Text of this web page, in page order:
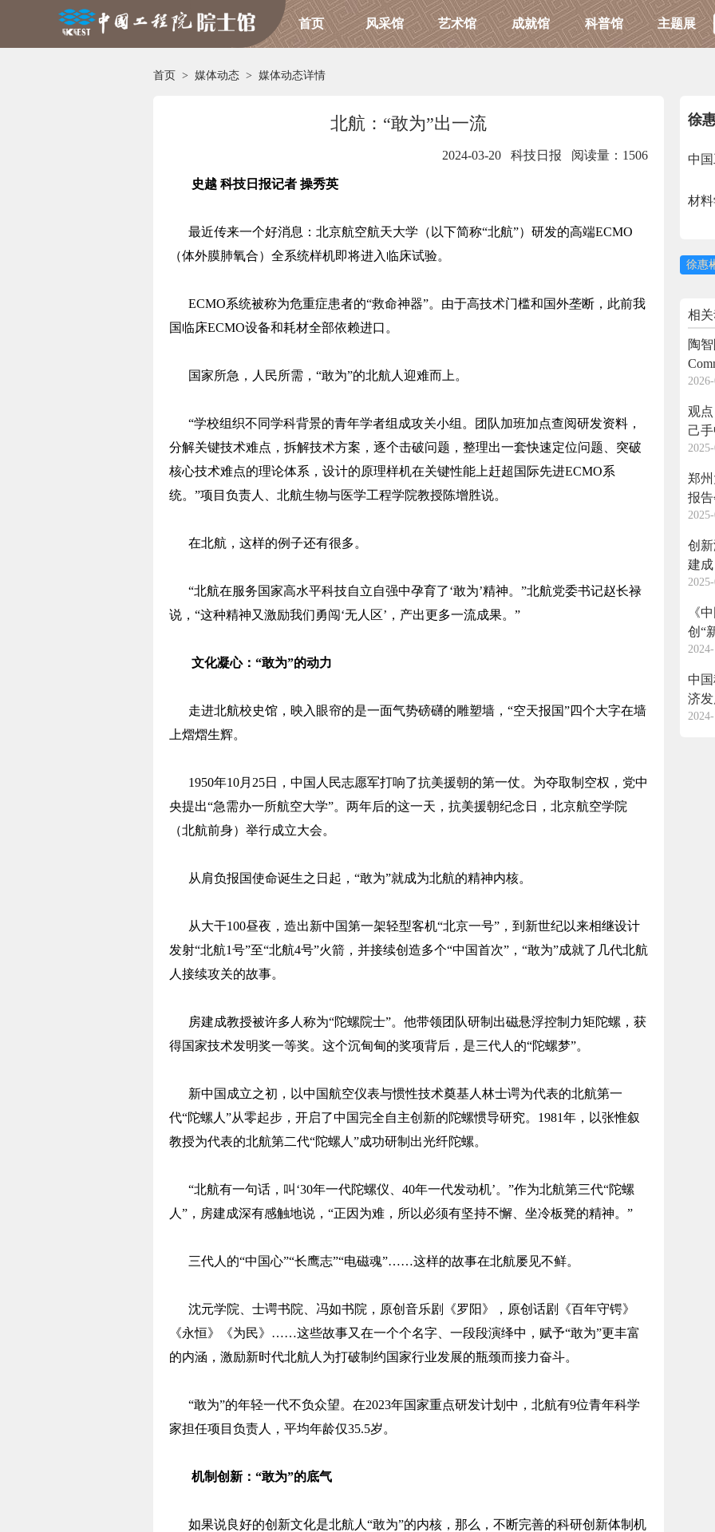
首页 风采馆 艺术馆 成就馆 科普馆 主题展
首页 > 媒体动态 > 媒体动态详情
北航：“敢为”出一流
2024-03-20 科技日报 阅读量：1506
史越 科技日报记者 操秀英
最近传来一个好消息：北京航空航天大学（以下简称“北航”）研发的高端ECMO
（体外膜肺氧合）全系统样机即将进入临床试验。
ECMO系统被称为危重症患者的“救命神器”。由于高技术门槛和国外垄断，此前我
国临床ECMO设备和耗材全部依赖进口。
国家所急，人民所需，“敢为”的北航人迎难而上。
“学校组织不同学科背景的青年学者组成攻关小组。团队加班加点查阅研发资料，
分解关键技术难点，拆解技术方案，逐个击破问题，整理出一套快速定位问题、突破
核心技术难点的理论体系，设计的原理样机在关键性能上赶超国际先进ECMO系
统。”项目负责人、北航生物与医学工程学院教授陈增胜说。
在北航，这样的例子还有很多。
“北航在服务国家高水平科技自立自强中孕育了‘敢为’精神。”北航党委书记赵长禄
说，“这种精神又激励我们勇闯‘无人区’，产出更多一流成果。”
文化凝心：“敢为”的动力
走进北航校史馆，映入眼帘的是一面气势磅礴的雕塑墙，“空天报国”四个大字在墙
上熠熠生辉。
1950年10月25日，中国人民志愿军打响了抗美援朝的第一仗。为夺取制空权，党中
央提出“急需办一所航空大学”。两年后的这一天，抗美援朝纪念日，北京航空学院
（北航前身）举行成立大会。
从肩负报国使命诞生之日起，“敢为”就成为北航的精神内核。
从大干100昼夜，造出新中国第一架轻型客机“北京一号”，到新世纪以来相继设计
发射“北航1号”至“北航4号”火箭，并接续创造多个“中国首次”，“敢为”成就了几代北航
人接续攻关的故事。
房建成教授被许多人称为“陀螺院士”。他带领团队研制出磁悬浮控制力矩陀螺，获
得国家技术发明奖一等奖。这个沉甸甸的奖项背后，是三代人的“陀螺梦”。
新中国成立之初，以中国航空仪表与惯性技术奠基人林士谔为代表的北航第一
代“陀螺人”从零起步，开启了中国完全自主创新的陀螺惯导研究。1981年，以张惟叙
教授为代表的北航第二代“陀螺人”成功研制出光纤陀螺。
“北航有一句话，叫‘30年一代陀螺仪、40年一代发动机’。”作为北航第三代“陀螺
人”，房建成深有感触地说，“正因为难，所以必须有坚持不懈、坐冷板凳的精神。”
三代人的“中国心”“长鹰志”“电磁魂”……这样的故事在北航屡见不鲜。
沈元学院、士谔书院、冯如书院，原创音乐剧《罗阳》，原创话剧《百年守锷》
《永恒》《为民》……这些故事又在一个个名字、一段段演绎中，赋予“敢为”更丰富
的内涵，激励新时代北航人为打破制约国家行业发展的瓶颈而接力奋斗。
“敢为”的年轻一代不负众望。在2023年国家重点研发计划中，北航有9位青年科学
家担任项目负责人，平均年龄仅35.5岁。
机制创新：“敢为”的底气
如果说良好的创新文化是北航人“敢为”的内核，那么，不断完善的科研创新体制机
徐
中
材
徐惠
相
陶
观
己手中 访中国科学院院士
场
学
郑
报
创
建
《
创“
中
济